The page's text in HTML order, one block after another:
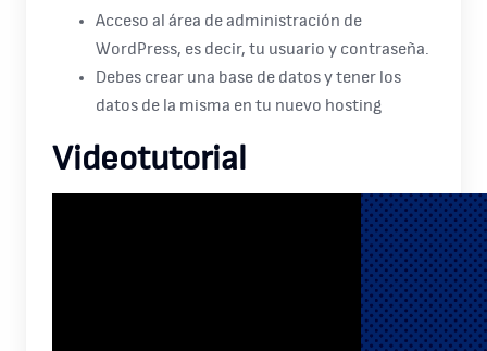
Acceso al área de administración de
WordPress, es decir, tu usuario y contraseña.
Debes crear una base de datos y tener los
datos de la misma en tu nuevo hosting
Videotutorial